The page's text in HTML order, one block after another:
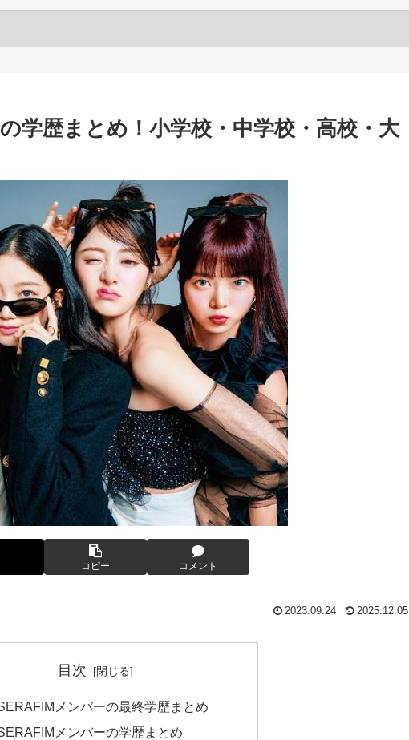
学歴まとめ！小学校・中学校・高校・大
コピー コメント
2023.09.24 2025.12.05
目次
メンバーの最終学歴まとめ
メンバーの学歴まとめ